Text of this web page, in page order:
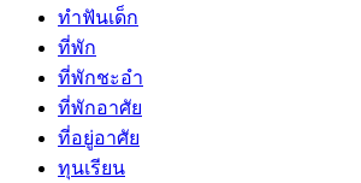
ทำฟันเด็ก
ที่พัก
ที่พักชะอำ
ที่พักอาศัย
ที่อยู่อาศัย
ทุนเรียน